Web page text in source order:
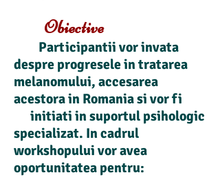
Obiective
Participantii vor invata
despre progresele in tratarea
melanomului, accesarea
acestora in Romania si vor fi
initiati in suportul psihologic
specializat. In cadrul
workshopului vor avea
oportunitatea pentru: